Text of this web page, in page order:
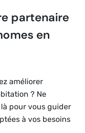
partenaire
en
améliorer
? Ne
pour vous guider
à vos besoins